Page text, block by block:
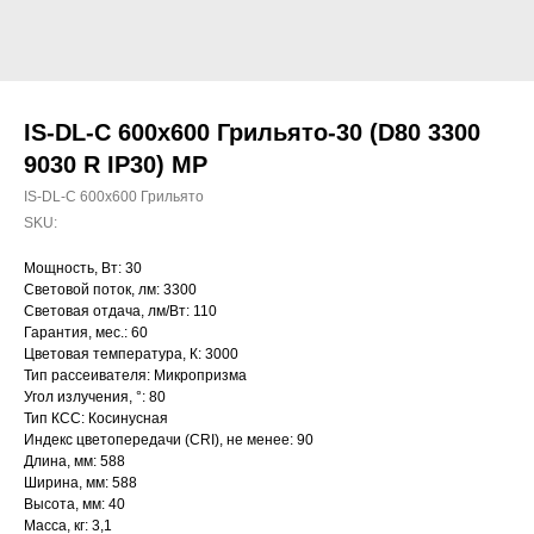
IS-DL-C 600х600 Грильято-30 (D80 3300
9030 R IP30) MP
IS-DL-C 600х600 Грильято
SKU:
Мощность, Вт: 30
Световой поток, лм: 3300
Световая отдача, лм/Вт: 110
Гарантия, мес.: 60
Цветовая температура, К: 3000
Тип рассеивателя: Микропризма
Угол излучения, °: 80
Тип КСС: Косинусная
Индекс цветопередачи (CRI), не менее: 90
Длина, мм: 588
Ширина, мм: 588
Высота, мм: 40
Масса, кг: 3,1